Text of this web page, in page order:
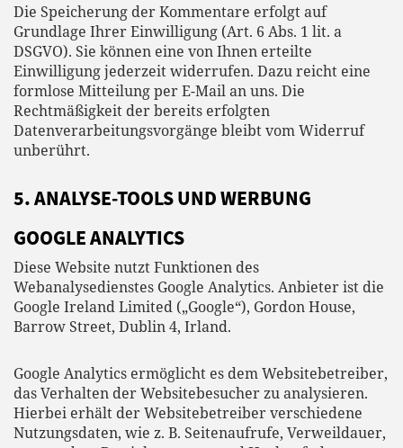
Die Speicherung der Kommentare erfolgt auf
Grundlage Ihrer Einwilligung (Art. 6 Abs. 1 lit. a
DSGVO). Sie können eine von Ihnen erteilte
Einwilligung jederzeit widerrufen. Dazu reicht eine
formlose Mitteilung per E-Mail an uns. Die
Rechtmäßigkeit der bereits erfolgten
Datenverarbeitungsvorgänge bleibt vom Widerruf
unberührt.
5. ANALYSE-TOOLS UND WERBUNG
GOOGLE ANALYTICS
Diese Website nutzt Funktionen des
Webanalysedienstes Google Analytics. Anbieter ist die
Google Ireland Limited („Google“), Gordon House,
Barrow Street, Dublin 4, Irland.
Google Analytics ermöglicht es dem Websitebetreiber,
das Verhalten der Websitebesucher zu analysieren.
Hierbei erhält der Websitebetreiber verschiedene
Nutzungsdaten, wie z. B. Seitenaufrufe, Verweildauer,